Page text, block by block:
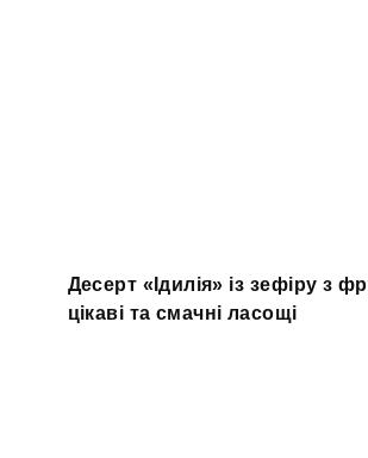
Десерт «Ідилія» із зефіру з
цікаві та смачні ласощі